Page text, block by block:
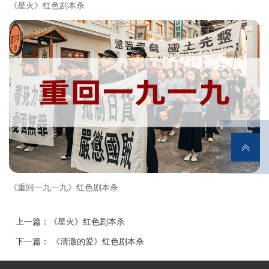
《星火》红色剧本杀
《重回一九一九》红色剧本杀
上一篇：《星火》红色剧本杀
下一篇： 《清澈的爱》红色剧本杀